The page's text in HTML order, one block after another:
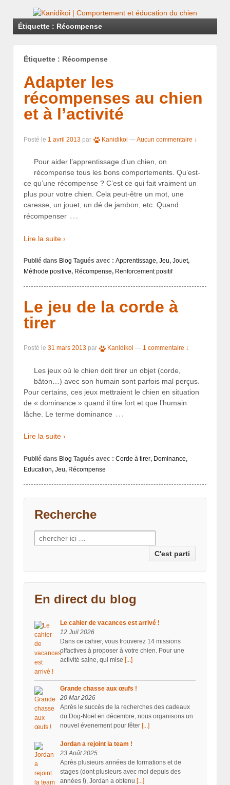
Étiquette : Récompense
Étiquette : Récompense
Adapter les
récompenses au chien
et à l’activité
Posté le 1 avril 2013 par Kanidikoi —Aucun commentaire ↓
Pour aider l’apprentissage d’un chien, on
récompense tous les bons comportements. Qu’est-
ce qu’une récompense ? C’est ce qui fait vraiment un
plus pour votre chien. Cela peut-être un mot, une
caresse, un jouet, un dé de jambon, etc. Quand
récompenser …
Lire la suite ›
Publié dans Blog Tagués avec : Apprentissage, Jeu, Jouet,
Méthode positive, Récompense, Renforcement positif
Le jeu de la corde à
tirer
Posté le 31 mars 2013 par Kanidikoi — 1 commentaire ↓
Les jeux où le chien doit tirer un objet (corde,
bâton…) avec son humain sont parfois mal perçus.
Pour certains, ces jeux mettraient le chien en situation
de « dominance » quand il tire fort et que l’humain
lâche. Le terme dominance …
Lire la suite ›
Publié dans Blog Tagués avec : Corde à tirer, Dominance,
Education, Jeu, Récompense
Recherche
Recherche pour:
En direct du blog
Le cahier de vacances est arrivé !
12 Juil 2026
Dans ce cahier, vous trouverez 14 missions
olfactives à proposer à votre chien. Pour une
activité saine, qui mise [...]
Grande chasse aux œufs !
20 Mar 2026
Après le succès de la recherches des cadeaux
du Dog-Noël en décembre, nous organisons un
nouvel évenement pour fêter [...]
Jordan a rejoint la team !
23 Août 2025
Après plusieurs années de formations et de
stages (dont plusieurs avec moi depuis des
années !), Jordan a obtenu [...]